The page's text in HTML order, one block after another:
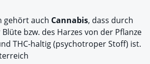
gehört auch Cannabis, dass durch
bzw. des Harzes von der Pflanze
THC-haltig (psychotroper Stoff) ist.